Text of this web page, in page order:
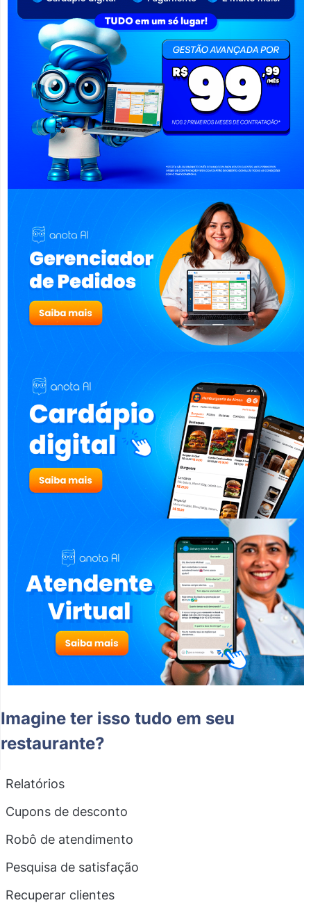
Imagine ter isso tudo em seu
restaurante?
Relatórios
Cupons de desconto
Robô de atendimento
Pesquisa de satisfação
Recuperar clientes